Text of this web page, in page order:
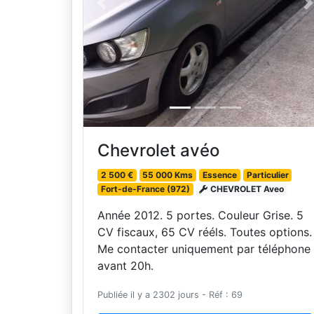
Previous
Chevrolet avéo
2 500 € 55 000 Kms Essence
Particulier
Fort-de-France (972)
CHEVROLET Aveo
Année 2012. 5 portes. Couleur Grise. 5
CV fiscaux, 65 CV rééls. Toutes options.
Me contacter uniquement par téléphone
avant 20h.
Publiée il y a 2302 jours - Réf : 69